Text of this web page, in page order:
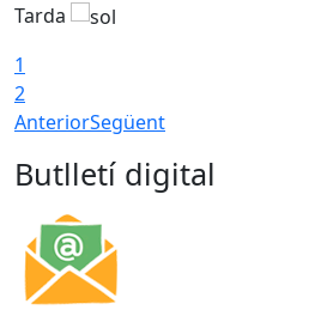
Tarda
1
2
AnteriorSegüent
Butlletí digital